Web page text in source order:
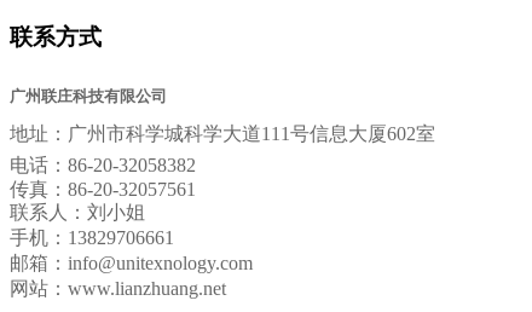
联系方式
广州联庄科技有限公司
地址： 广州市科学城科学大道111号信息大厦602室
电话： 86-20-32058382
传真： 86-20-32057561
联系人：刘小姐
手机：13829706661
邮箱： info@unitexnology.com
网站：www.lianzhuang.net